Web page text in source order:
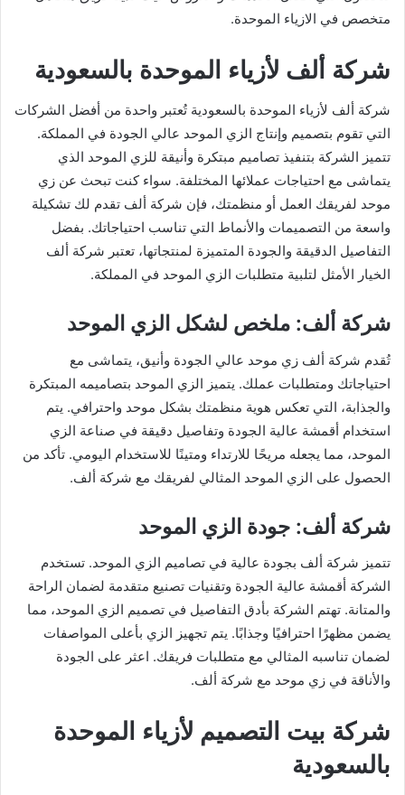
متخصص في الازياء الموحدة.
شركة ألف لأزياء الموحدة بالسعودية
شركة ألف لأزياء الموحدة بالسعودية تُعتبر واحدة من أفضل الشركات
التي تقوم بتصميم وإنتاج الزي الموحد عالي الجودة في المملكة.
تتميز الشركة بتنفيذ تصاميم مبتكرة وأنيقة للزي الموحد الذي
يتماشى مع احتياجات عملائها المختلفة. سواء كنت تبحث عن زي
موحد لفريقك العمل أو منظمتك، فإن شركة ألف تقدم لك تشكيلة
واسعة من التصميمات والأنماط التي تناسب احتياجاتك. بفضل
التفاصيل الدقيقة والجودة المتميزة لمنتجاتها، تعتبر شركة ألف
الخيار الأمثل لتلبية متطلبات الزي الموحد في المملكة.
شركة ألف: ملخص لشكل الزي الموحد
تُقدم شركة ألف زي موحد عالي الجودة وأنيق، يتماشى مع
احتياجاتك ومتطلبات عملك. يتميز الزي الموحد بتصاميمه المبتكرة
والجذابة، التي تعكس هوية منظمتك بشكل موحد واحترافي. يتم
استخدام أقمشة عالية الجودة وتفاصيل دقيقة في صناعة الزي
الموحد، مما يجعله مريحًا للارتداء ومتينًا للاستخدام اليومي. تأكد من
الحصول على الزي الموحد المثالي لفريقك مع شركة ألف.
شركة ألف: جودة الزي الموحد
تتميز شركة ألف بجودة عالية في تصاميم الزي الموحد. تستخدم
الشركة أقمشة عالية الجودة وتقنيات تصنيع متقدمة لضمان الراحة
والمتانة. تهتم الشركة بأدق التفاصيل في تصميم الزي الموحد، مما
يضمن مظهرًا احترافيًا وجذابًا. يتم تجهيز الزي بأعلى المواصفات
لضمان تناسبه المثالي مع متطلبات فريقك. اعثر على الجودة
والأناقة في زي موحد مع شركة ألف.
شركة بيت التصميم لأزياء الموحدة
بالسعودية